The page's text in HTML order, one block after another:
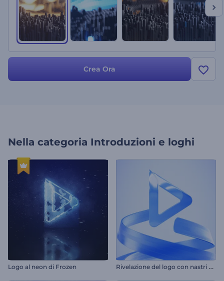
Crea Ora
Nella categoria Introduzioni e loghi
Logo al neon di Frozen R
ivelazione del logo con nastri ondulati